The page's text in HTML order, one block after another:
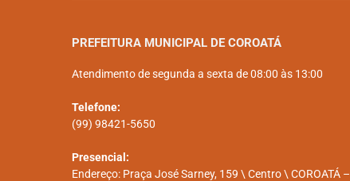
PREFEITURA MUNICIPAL DE COROATÁ
Atendimento de segunda a sexta de 08:00 às 13:00
Telefone:
(99) 98421-5650
Presencial:
Endereço: Praça José Sarney, 159 \ Centro \ COROATÁ –